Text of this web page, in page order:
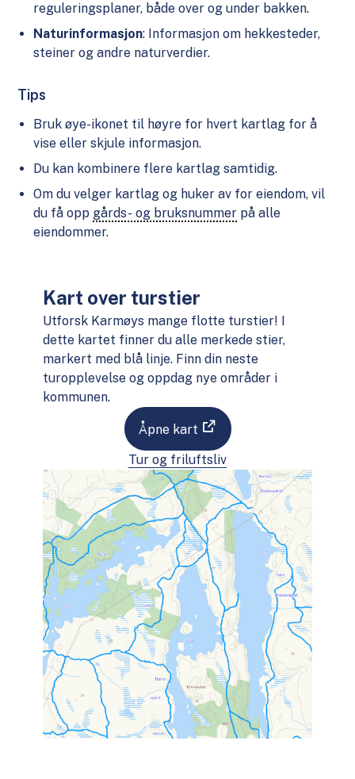
reguleringsplaner, både over og under bakken.
Naturinformasjon: Informasjon om hekkesteder,
steiner og andre naturverdier.
Tips
Bruk øye-ikonet til høyre for hvert kartlag for å
vise eller skjule informasjon.
Du kan kombinere flere kartlag samtidig.
Om du velger kartlag og huker av for eiendom, vil
du få opp gårds- og bruksnummer på alle
eiendommer.
Kart over turstier
Utforsk Karmøys mange flotte turstier! I
dette kartet finner du alle merkede stier,
markert med blå linje. Finn din neste
turopplevelse og oppdag nye områder i
kommunen.
Åpne kart
Tur og friluftsliv